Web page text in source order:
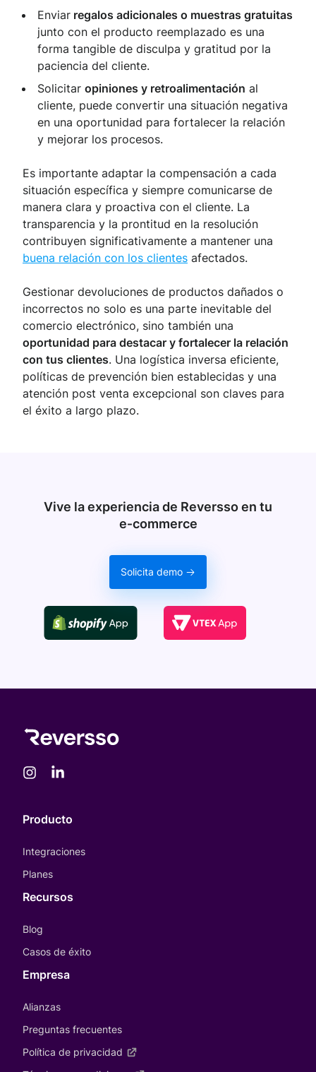
Enviar regalos adicionales o muestras gratuitas
junto con el producto reemplazado es una
forma tangible de disculpa y gratitud por la
paciencia del cliente.
Solicitar opiniones y retroalimentación al
cliente, puede convertir una situación negativa
en una oportunidad para fortalecer la relación
y mejorar los procesos.
Es importante adaptar la compensación a cada
situación específica y siempre comunicarse de
manera clara y proactiva con el cliente. La
transparencia y la prontitud en la resolución
contribuyen significativamente a mantener una
buena relación con los clientes afectados.
Gestionar devoluciones de productos dañados o
incorrectos no solo es una parte inevitable del
comercio electrónico, sino también una
oportunidad para destacar y fortalecer la relación
con tus clientes. Una logística inversa eficiente,
políticas de prevención bien establecidas y una
atención post venta excepcional son claves para
el éxito a largo plazo.
Vive la experiencia de Reversso en tu
e‑commerce
Solicita demo
Producto
Integraciones
Planes
Recursos
Blog
Casos de éxito
Empresa
Alianzas
Preguntas frecuentes
Política de privacidad